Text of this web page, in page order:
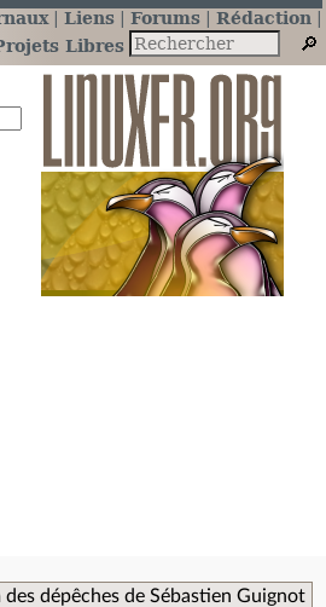
Liens Forums
Rédaction
Libres
des dépêches de Sébastien Guignot